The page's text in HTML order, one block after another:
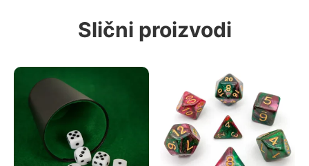
Slični proizvodi